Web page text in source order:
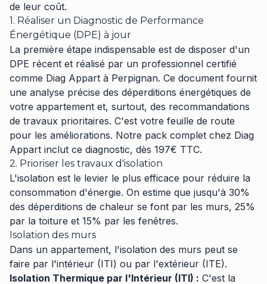
de leur coût.
1. Réaliser un Diagnostic de Performance
Énergétique (DPE) à jour
La première étape indispensable est de disposer d'un
DPE récent et réalisé par un professionnel certifié
comme Diag Appart à Perpignan. Ce document fournit
une analyse précise des déperditions énergétiques de
votre appartement et, surtout, des recommandations
de travaux prioritaires. C'est votre feuille de route
pour les améliorations. Notre pack complet chez Diag
Appart inclut ce diagnostic, dès 197€ TTC.
2. Prioriser les travaux d'isolation
L'isolation est le levier le plus efficace pour réduire la
consommation d'énergie. On estime que jusqu'à 30%
des déperditions de chaleur se font par les murs, 25%
par la toiture et 15% par les fenêtres.
Isolation des murs
Dans un appartement, l'isolation des murs peut se
faire par l'intérieur (ITI) ou par l'extérieur (ITE).
Isolation Thermique par l'Intérieur (ITI) : C'est la